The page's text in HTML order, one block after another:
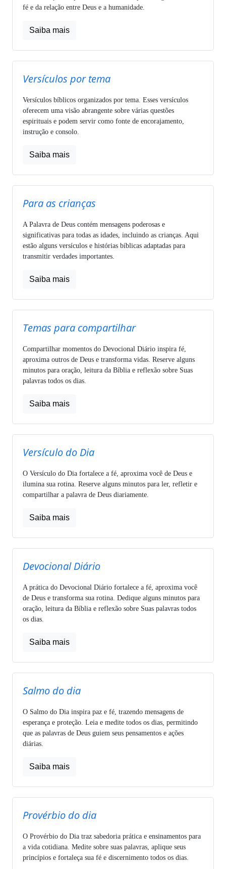
fé e da relação entre Deus e a humanidade.
Saiba mais
Versículos por tema
Versículos bíblicos organizados por tema. Esses versículos
oferecem uma visão abrangente sobre várias questões
espirituais e podem servir como fonte de encorajamento,
instrução e consolo.
Saiba mais
Para as crianças
A Palavra de Deus contém mensagens poderosas e
significativas para todas as idades, incluindo as crianças. Aqui
estão alguns versículos e histórias bíblicas adaptadas para
transmitir verdades importantes.
Saiba mais
Temas para compartilhar
Compartilhar momentos do Devocional Diário inspira fé,
aproxima outros de Deus e transforma vidas. Reserve alguns
minutos para oração, leitura da Bíblia e reflexão sobre Suas
palavras todos os dias.
Saiba mais
Versículo do Dia
O Versículo do Dia fortalece a fé, aproxima você de Deus e
ilumina sua rotina. Reserve alguns minutos para ler, refletir e
compartilhar a palavra de Deus diariamente.
Saiba mais
Devocional Diário
A prática do Devocional Diário fortalece a fé, aproxima você
de Deus e transforma sua rotina. Dedique alguns minutos para
oração, leitura da Bíblia e reflexão sobre Suas palavras todos
os dias.
Saiba mais
Salmo do dia
O Salmo do Dia inspira paz e fé, trazendo mensagens de
esperança e proteção. Leia e medite todos os dias, permitindo
que as palavras de Deus guiem seus pensamentos e ações
diárias.
Saiba mais
Provérbio do dia
O Provérbio do Dia traz sabedoria prática e ensinamentos para
a vida cotidiana. Medite sobre suas palavras, aplique seus
princípios e fortaleça sua fé e discernimento todos os dias.